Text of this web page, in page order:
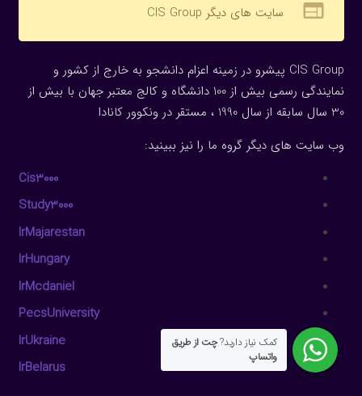
web سایت های دیگر CIS Group
CIS Group پیشرو در زمینه اعزام دانشجو به خارج از کشور و
نمایندگی رسمی بیش از 100 دانشگاه و کالج معتبر جهان با بیش از
30 سال سابقه از سال 1990 ، مستقر در ونکوور کانادا
وب سایت های دیگر گروه ما را نیز ببینید:
Cis3000
Study3000
IrMajarestan
IrHungary
IrMcdaniel
PecsUniversity
IrUkraine
IrBelarus
کمک نیاز دارید?چت از طریق
واتساپ